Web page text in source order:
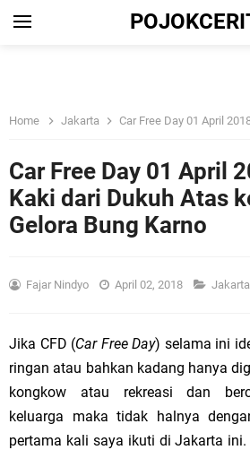
Home Jakarta Car Free Day 01 April 2018 ; Berjalan Kaki
Car Free Day 01 April
Kaki dari Dukuh Atas
Gelora Bung Karno
Fajar Nindyo April 02, 2018 Jakarta
Jika CFD (Car Free Day) selama ini
ringan atau bahkan kadang hanya
kongkow atau rekreasi dan
keluarga maka tidak halnya
pertama kali saya ikuti diJakarta ini.